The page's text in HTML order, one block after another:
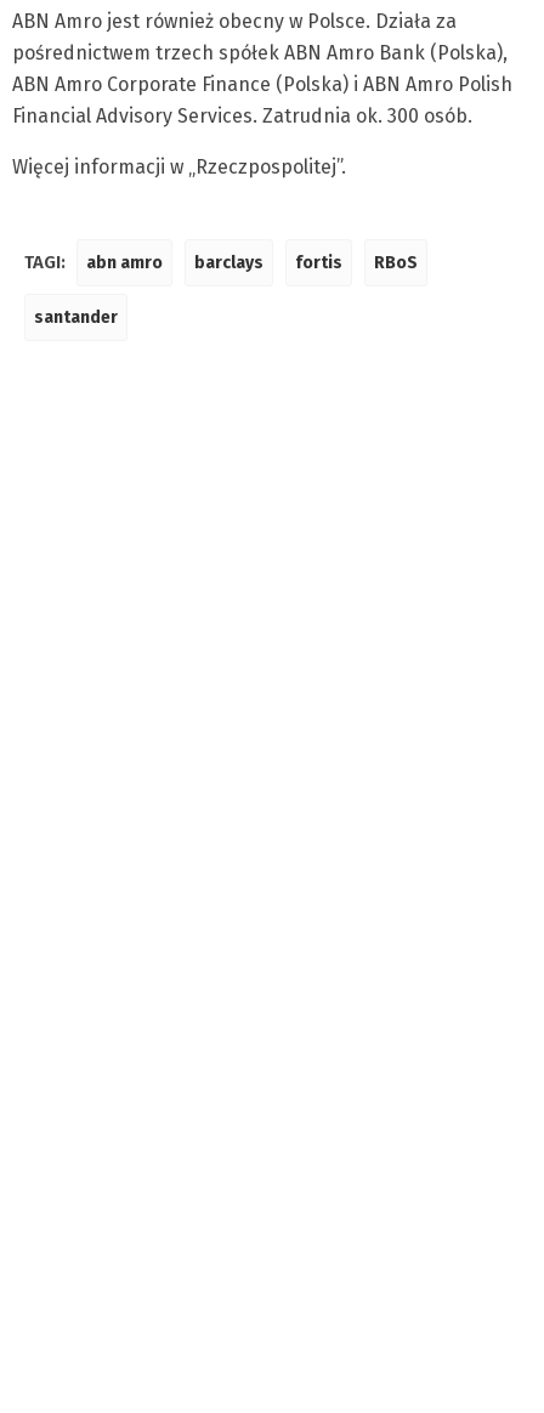
ABN Amro jest również obecny w Polsce. Działa za
pośrednictwem trzech spółek ABN Amro Bank (Polska),
ABN Amro Corporate Finance (Polska) i ABN Amro Polish
Financial Advisory Services. Zatrudnia ok. 300 osób.
Więcej informacji w „Rzeczpospolitej”.
TAGI: abn amro barclays fortis RBoS
santander